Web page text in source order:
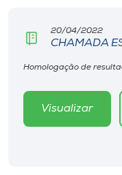
20/04/2022
CHAMADA
Homologação de
Visualizar